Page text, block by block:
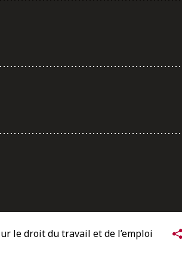
le droit du travail et de l’emploi